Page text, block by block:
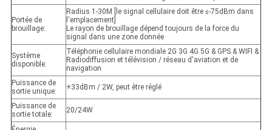
Portée de
brouillage:
Radius 1-30M [le signal cellulaire doit être ≤-75dBm dans
l'emplacement]
Le rayon de brouillage dépend toujours de la force du
signal dans une zone donnée
Système
disponible:
Téléphonie cellulaire mondiale 2G 3G 4G 5G & GPS & WIFI &
Radiodiffusion et télévision / réseau d'aviation et de
navigation
Puissance de
sortie unique:
+33dBm / 2W, peut être réglé
Puissance de
sortie totale:
20/24W